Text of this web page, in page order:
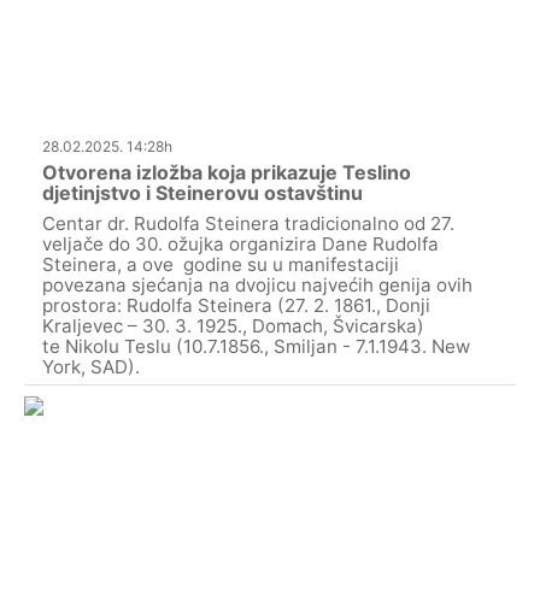
28.02.2025. 14:28h
Otvorena izložba koja prikazuje Teslino
djetinjstvo i Steinerovu ostavštinu
Centar dr. Rudolfa Steinera tradicionalno od 27.
veljače do 30. ožujka organizira Dane Rudolfa
Steinera, a ove godine su u manifestaciji
povezana sjećanja na dvojicu najvećih genija ovih
prostora: Rudolfa Steinera (27. 2. 1861., Donji
Kraljevec – 30. 3. 1925., Domach, Švicarska)
te Nikolu Teslu (10.7.1856., Smiljan - 7.1.1943. New
York, SAD).